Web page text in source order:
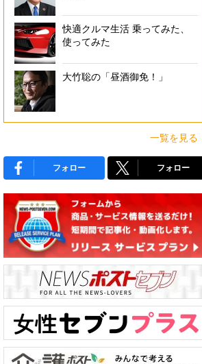
快適クルマ生活 乗ってみた、
使ってみた
大竹聡の「昼酒御免！」
一覧を見る
フォロー フォロー